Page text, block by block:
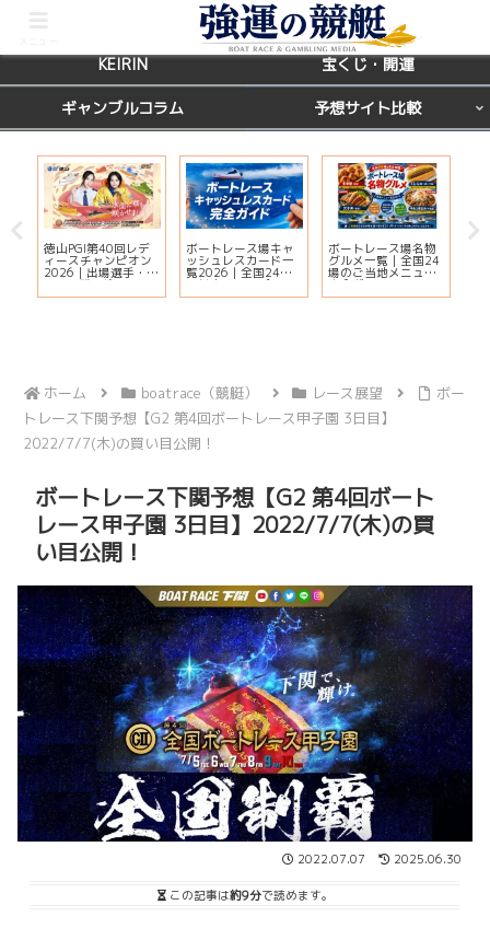
レース場ガイド
KEIRIN 宝くじ・開運
ギャンブルコラム 予想サイト比較
徳山PGI第40回レデ
ィースチャンピオン
2026｜出場選手・ド
リーム戦・注目モー
ター・イベント情報
ボートレース場キャ
ッシュレスカード一
覧2026｜全国24場
の対応状況・ポイン
ト還元・入会方法ま
ボートレース場名物
グルメ一覧｜全国24
場のご当地メニュー
完全ガイド
ホーム boatrace（競艇） レース展望
ボー
トレース下関予想【G2 第4回ボートレース甲子園 3日目】
2022/7/7(木)の買い目公開！
ボートレース下関予想【G2 第4回ボート
レース甲子園 3日目】2022/7/7(木)の買
い目公開！
2022.07.07 2025.06.30
この記事は約9分で読めます。